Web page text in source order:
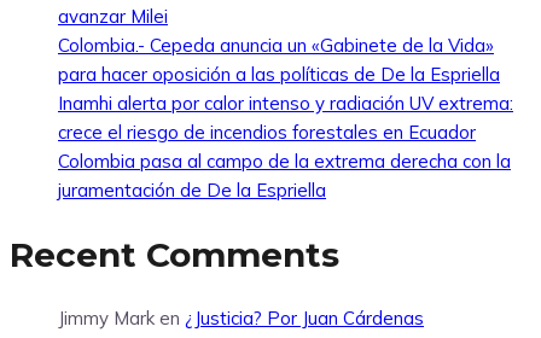
avanzar Milei
Colombia.- Cepeda anuncia un «Gabinete de la Vida»
para hacer oposición a las políticas de De la Espriella
Inamhi alerta por calor intenso y radiación UV extrema:
crece el riesgo de incendios forestales en Ecuador
Colombia pasa al campo de la extrema derecha con la
juramentación de De la Espriella
Recent Comments
Jimmy Mark en ¿Justicia? Por Juan Cárdenas